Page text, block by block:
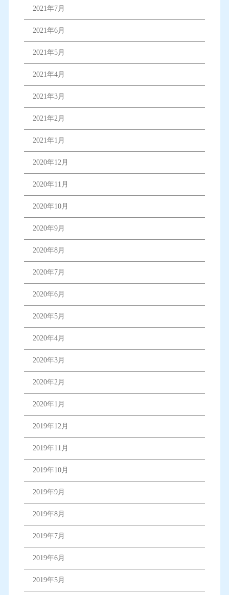
2021年7月
2021年6月
2021年5月
2021年4月
2021年3月
2021年2月
2021年1月
2020年12月
2020年11月
2020年10月
2020年9月
2020年8月
2020年7月
2020年6月
2020年5月
2020年4月
2020年3月
2020年2月
2020年1月
2019年12月
2019年11月
2019年10月
2019年9月
2019年8月
2019年7月
2019年6月
2019年5月